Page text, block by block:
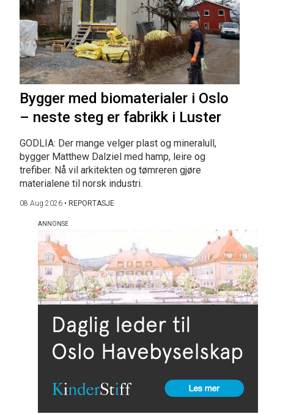
Bygger med biomaterialer i Oslo
– neste steg er fabrikk i Luster
GODLIA: Der mange velger plast og mineralull,
bygger Matthew Dalziel med hamp, leire og
trefiber. Nå vil arkitekten og tømreren gjøre
materialene til norsk industri.
08 Aug 2026 • REPORTASJE